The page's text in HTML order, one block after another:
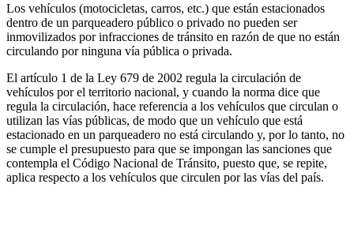
Los vehículos (motocicletas, carros, etc.) que están estacionados
dentro de un parqueadero público o privado no pueden ser
inmovilizados por infracciones de tránsito en razón de que no están
circulando por ninguna vía pública o privada.
El artículo 1 de la Ley 679 de 2002 regula la circulación de
vehículos por el territorio nacional, y cuando la norma dice que
regula la circulación, hace referencia a los vehículos que circulan o
utilizan las vías públicas, de modo que un vehículo que está
estacionado en un parqueadero no está circulando y, por lo tanto, no
se cumple el presupuesto para que se impongan las sanciones que
contempla el Código Nacional de Tránsito, puesto que, se repite,
aplica respecto a los vehículos que circulen por las vías del país.